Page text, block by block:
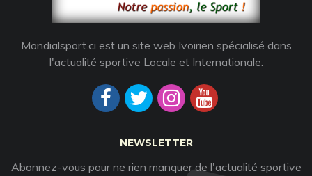
Mondialsport.ci est un site web Ivoirien spécialisé dans
l'actualité sportive Locale et Internationale.
NEWSLETTER
Abonnez-vous pour ne rien manquer de l'actualité sportive